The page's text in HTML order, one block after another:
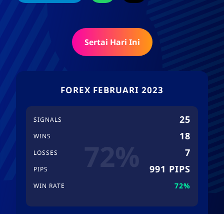
Sertai Hari Ini
FOREX FEBRUARI 2023
SIGNALS 25
WINS 18
LOSSES 7
PIPS 991 PIPS
WIN RATE 72%